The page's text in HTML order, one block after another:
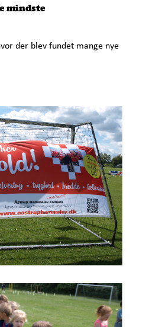
mindste
der blev fundet mange nye